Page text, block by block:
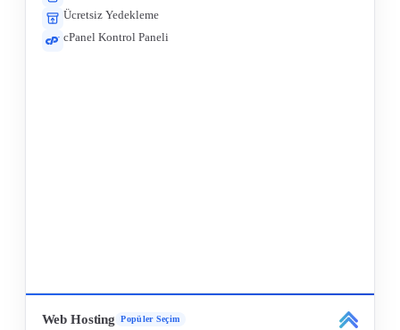
Ücretsiz Yedekleme
cPanel Kontrol Paneli
Web Hosting Popüler Seçim